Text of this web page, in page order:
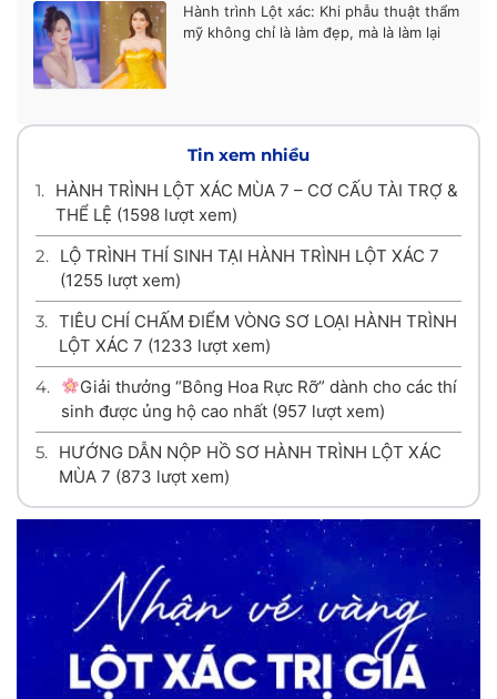
Hành trình Lột xác: Khi phẫu thuật thẩm
mỹ không chỉ là làm đẹp, mà là làm lại
Tin xem nhiều
1. HÀNH TRÌNH LỘT XÁC MÙA 7 – CƠ CẤU TÀI TRỢ &
THỂ LỆ (1598 lượt xem)
2.
LỘ TRÌNH THÍ SINH TẠI HÀNH TRÌNH LỘT XÁC 7
(1255 lượt xem)
3. TIÊU CHÍ CHẤM ĐIỂM VÒNG SƠ LOẠI HÀNH TRÌNH
LỘT XÁC 7 (1233 lượt xem)
4.
Giải thưởng “Bông Hoa Rực Rỡ” dành cho các thí
sinh được ủng hộ cao nhất (957 lượt xem)
5. HƯỚNG DẪN NỘP HỒ SƠ HÀNH TRÌNH LỘT XÁC
MÙA 7 (873 lượt xem)